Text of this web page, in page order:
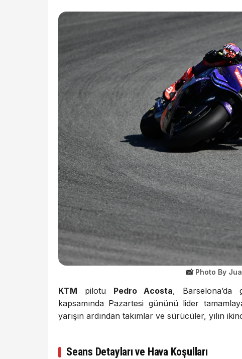
Photo By
KTM pilotu Pedro Acosta, Barselona’da
kapsamında Pazartesi gününü lider
yarışın ardından takımlar ve sürücüler, yılın
Seans Detayları ve Hava Koşulları